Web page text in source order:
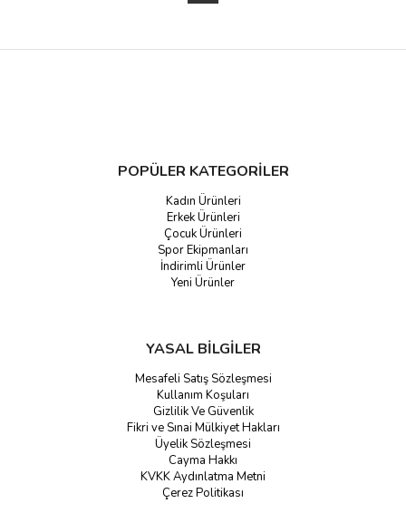
POPÜLER KATEGORİLER
Kadın Ürünleri
Erkek Ürünleri
Çocuk Ürünleri
Spor Ekipmanları
İndirimli Ürünler
Yeni Ürünler
YASAL BİLGİLER
Mesafeli Satış Sözleşmesi
Kullanım Koşuları
Gizlilik Ve Güvenlik
Fikri ve Sınai Mülkiyet Hakları
Üyelik Sözleşmesi
Cayma Hakkı
KVKK Aydınlatma Metni
Çerez Politikası